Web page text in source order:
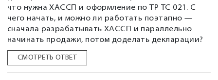
что нужна ХАССП и оформление по ТР ТС 021. С
чего начать, и можно ли работать поэтапно —
сначала разрабатывать ХАССП и параллельно
начинать продажи, потом доделать декларации?
СМОТРЕТЬ ОТВЕТ